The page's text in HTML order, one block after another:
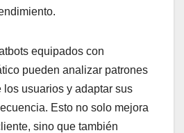
equipados con
pueden analizar patrones
los usuarios y adaptar sus
Esto no solo mejora
sino que también